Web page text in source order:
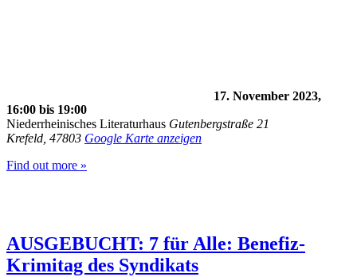
17. November 2023,
16:00 bis 19:00
Niederrheinisches Literaturhaus Gutenbergstraße 21
Krefeld 47803 Google Karte anzeigen
Find out more »
AUSGEBUCHT: 7 für Alle: Benefiz-
Krimitag des Syndikats